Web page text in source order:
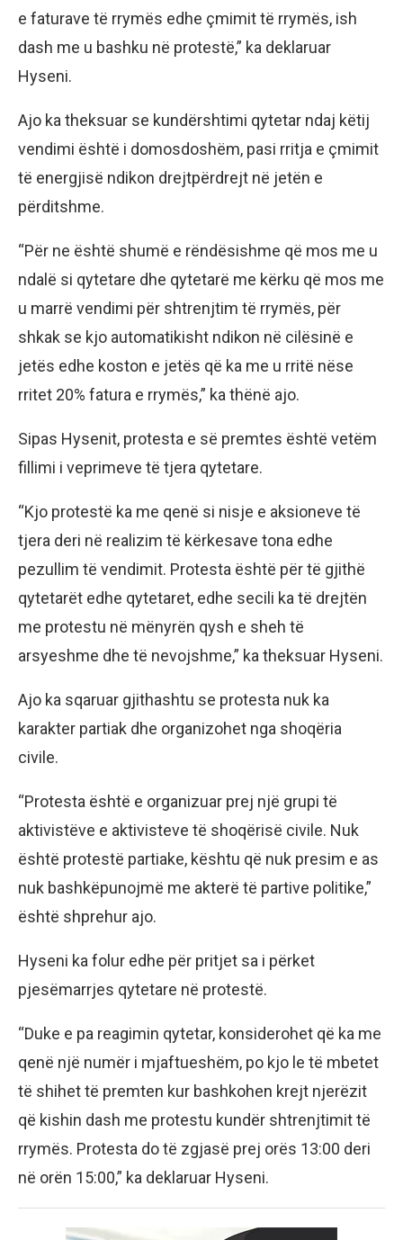
e faturave të rrymës edhe çmimit të rrymës, ish
dash me u bashku në protestë,” ka deklaruar
Hyseni.
Ajo ka theksuar se kundërshtimi qytetar ndaj këtij
vendimi është i domosdoshëm, pasi rritja e çmimit
të energjisë ndikon drejtpërdrejt në jetën e
përditshme.
“Për ne është shumë e rëndësishme që mos me u
ndalë si qytetare dhe qytetarë me kërku që mos me
u marrë vendimi për shtrenjtim të rrymës, për
shkak se kjo automatikisht ndikon në cilësinë e
jetës edhe koston e jetës që ka me u rritë nëse
rritet 20% fatura e rrymës,” ka thënë ajo.
Sipas Hysenit, protesta e së premtes është vetëm
fillimi i veprimeve të tjera qytetare.
“Kjo protestë ka me qenë si nisje e aksioneve të
tjera deri në realizim të kërkesave tona edhe
pezullim të vendimit. Protesta është për të gjithë
qytetarët edhe qytetaret, edhe secili ka të drejtën
me protestu në mënyrën qysh e sheh të
arsyeshme dhe të nevojshme,” ka theksuar Hyseni.
Ajo ka sqaruar gjithashtu se protesta nuk ka
karakter partiak dhe organizohet nga shoqëria
civile.
“Protesta është e organizuar prej një grupi të
aktivistëve e aktivisteve të shoqërisë civile. Nuk
është protestë partiake, kështu që nuk presim e as
nuk bashkëpunojmë me akterë të partive politike,”
është shprehur ajo.
Hyseni ka folur edhe për pritjet sa i përket
pjesëmarrjes qytetare në protestë.
“Duke e pa reagimin qytetar, konsiderohet që ka me
qenë një numër i mjaftueshëm, po kjo le të mbetet
të shihet të premten kur bashkohen krejt njerëzit
që kishin dash me protestu kundër shtrenjtimit të
rrymës. Protesta do të zgjasë prej orës 13:00 deri
në orën 15:00,” ka deklaruar Hyseni.